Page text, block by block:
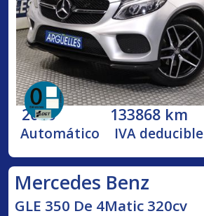
2016 133868 km
Automático IVA deducible
Mercedes Benz
GLE 350 De 4Matic 320cv